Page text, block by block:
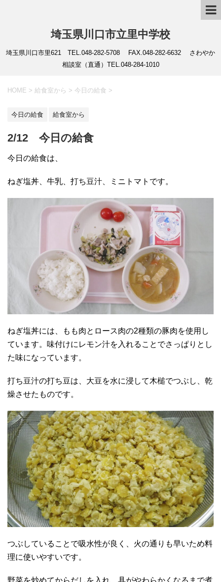
埼玉県川口市立里中学校
埼玉県川口市里621 TEL.048-282-5708 FAX.048-282-6632 さわやか
相談室（直通）TEL.048-284-1010
HOME > 給食室から > 今日の給食 >
今日の給食 給食室から
2/12 今日の給食
今日の給食は、
ねぎ塩丼、牛乳、打ち豆汁、ミニトマトです。
ねぎ塩丼には、もも肉とロース肉の2種類の豚肉を使用し
ています。味付けにレモン汁を入れることでさっぱりとし
た味になっています。
打ち豆汁の打ち豆は、大豆を水に浸して木槌でつぶし、乾
燥させたものです。
つぶしていることで吸水性が良く、火の通りも早いため料
理に使いやすいです。
野菜を炒めてからだしを入れ、具がやわらかくなるまで煮